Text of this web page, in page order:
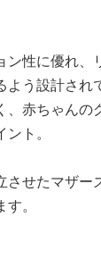
ン性に優れ、
う設計され
、赤ちゃんの
ト。
させたマザー
。